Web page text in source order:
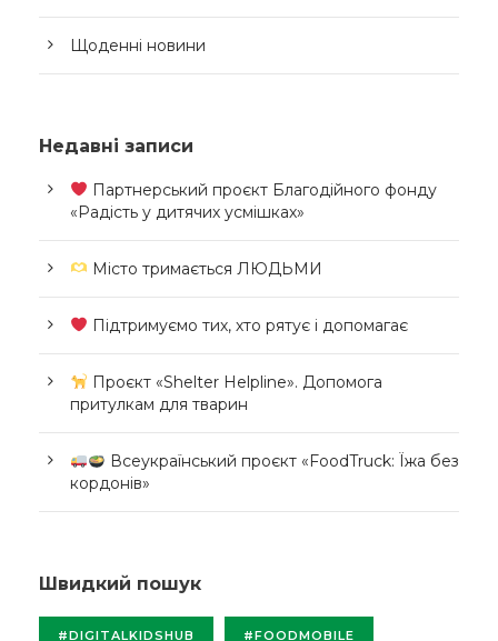
Щоденні новини
Недавні записи
Партнерський проєкт Благодійного фонду
«Радість у дитячих усмішках»
Місто тримається ЛЮДЬМИ
Підтримуємо тих, хто рятує і допомагає
Проєкт «Shelter Helpline». Допомога
притулкам для тварин
Всеукраїнський проєкт «FoodTruck: Їжа без
кордонів»
Швидкий пошук
#DIGITALKIDSHUB #FOODMOBILE